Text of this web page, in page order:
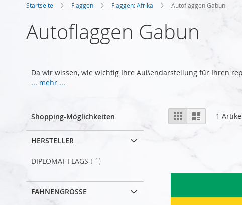
Startseite Flaggen Flaggen: Afrika Autoflaggen Gabun
Autoflaggen Gabun
Da wir wissen, wie wichtig Ihre Außendarstellung für Ihren
... mehr ...
Anzeigen
als
Liste Liste 1
Shopping-Möglichkeiten
HERSTELLER
DIPLOMAT-FLAGS 1Artikel
FAHNENGRÖSSE